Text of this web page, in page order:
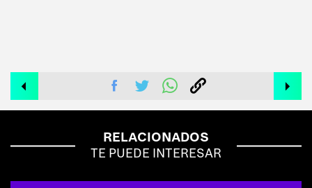
RELACIONADOS
TE PUEDE INTERESAR